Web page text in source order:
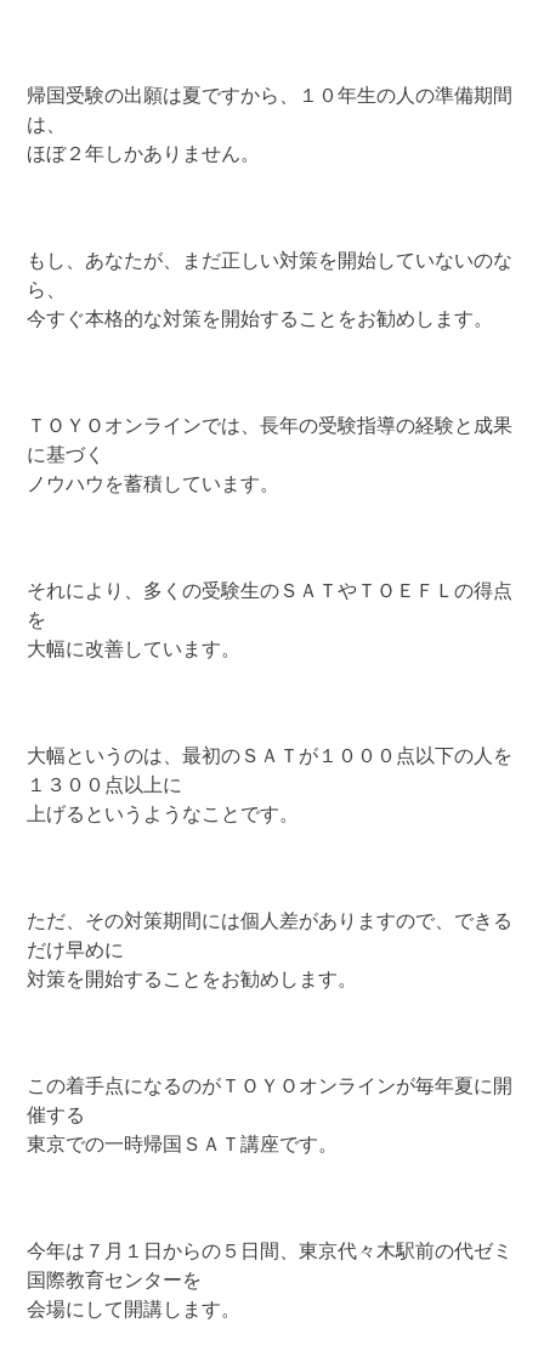
帰国受験の出願は夏ですから、１０年生の人の準備期間
は、
ほぼ２年しかありません。
もし、あなたが、まだ正しい対策を開始していないのな
ら、
今すぐ本格的な対策を開始することをお勧めします。
ＴＯＹＯオンラインでは、長年の受験指導の経験と成果
に基づく
ノウハウを蓄積しています。
それにより、多くの受験生のＳＡＴやＴＯＥＦＬの得点
を
大幅に改善しています。
大幅というのは、最初のＳＡＴが１０００点以下の人を
１３００点以上に
上げるというようなことです。
ただ、その対策期間には個人差がありますので、できる
だけ早めに
対策を開始することをお勧めします。
この着手点になるのがＴＯＹＯオンラインが毎年夏に開
催する
東京での一時帰国ＳＡＴ講座です。
今年は７月１日からの５日間、東京代々木駅前の代ゼミ
国際教育センターを
会場にして開講します。